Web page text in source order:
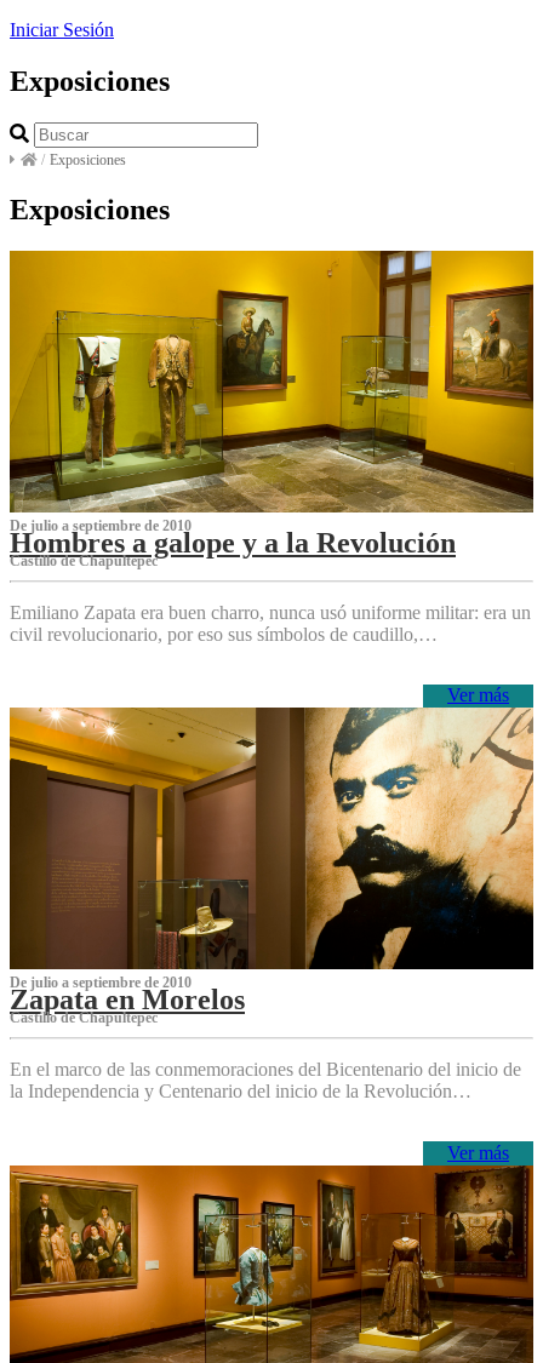
Iniciar Sesión
Exposiciones
/ Exposiciones
Exposiciones
De julio a septiembre de 2010
Hombres a galope y a la Revolución
Castillo de Chapultepec
Emiliano Zapata era buen charro, nunca usó uniforme militar: era un
civil revolucionario, por eso sus símbolos de caudillo,…
Ver más
De julio a septiembre de 2010
Zapata en Morelos
Castillo de Chapultepec
En el marco de las conmemoraciones del Bicentenario del inicio de
la Independencia y Centenario del inicio de la Revolución…
Ver más